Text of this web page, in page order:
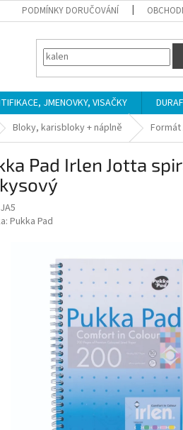
PODMÍNKY DORUČOVÁNÍ
JMENOVKY, VISAČKY
Bloky, karisbloky + náplně Formát
Pad Irlen Jotta
Pukka Pad